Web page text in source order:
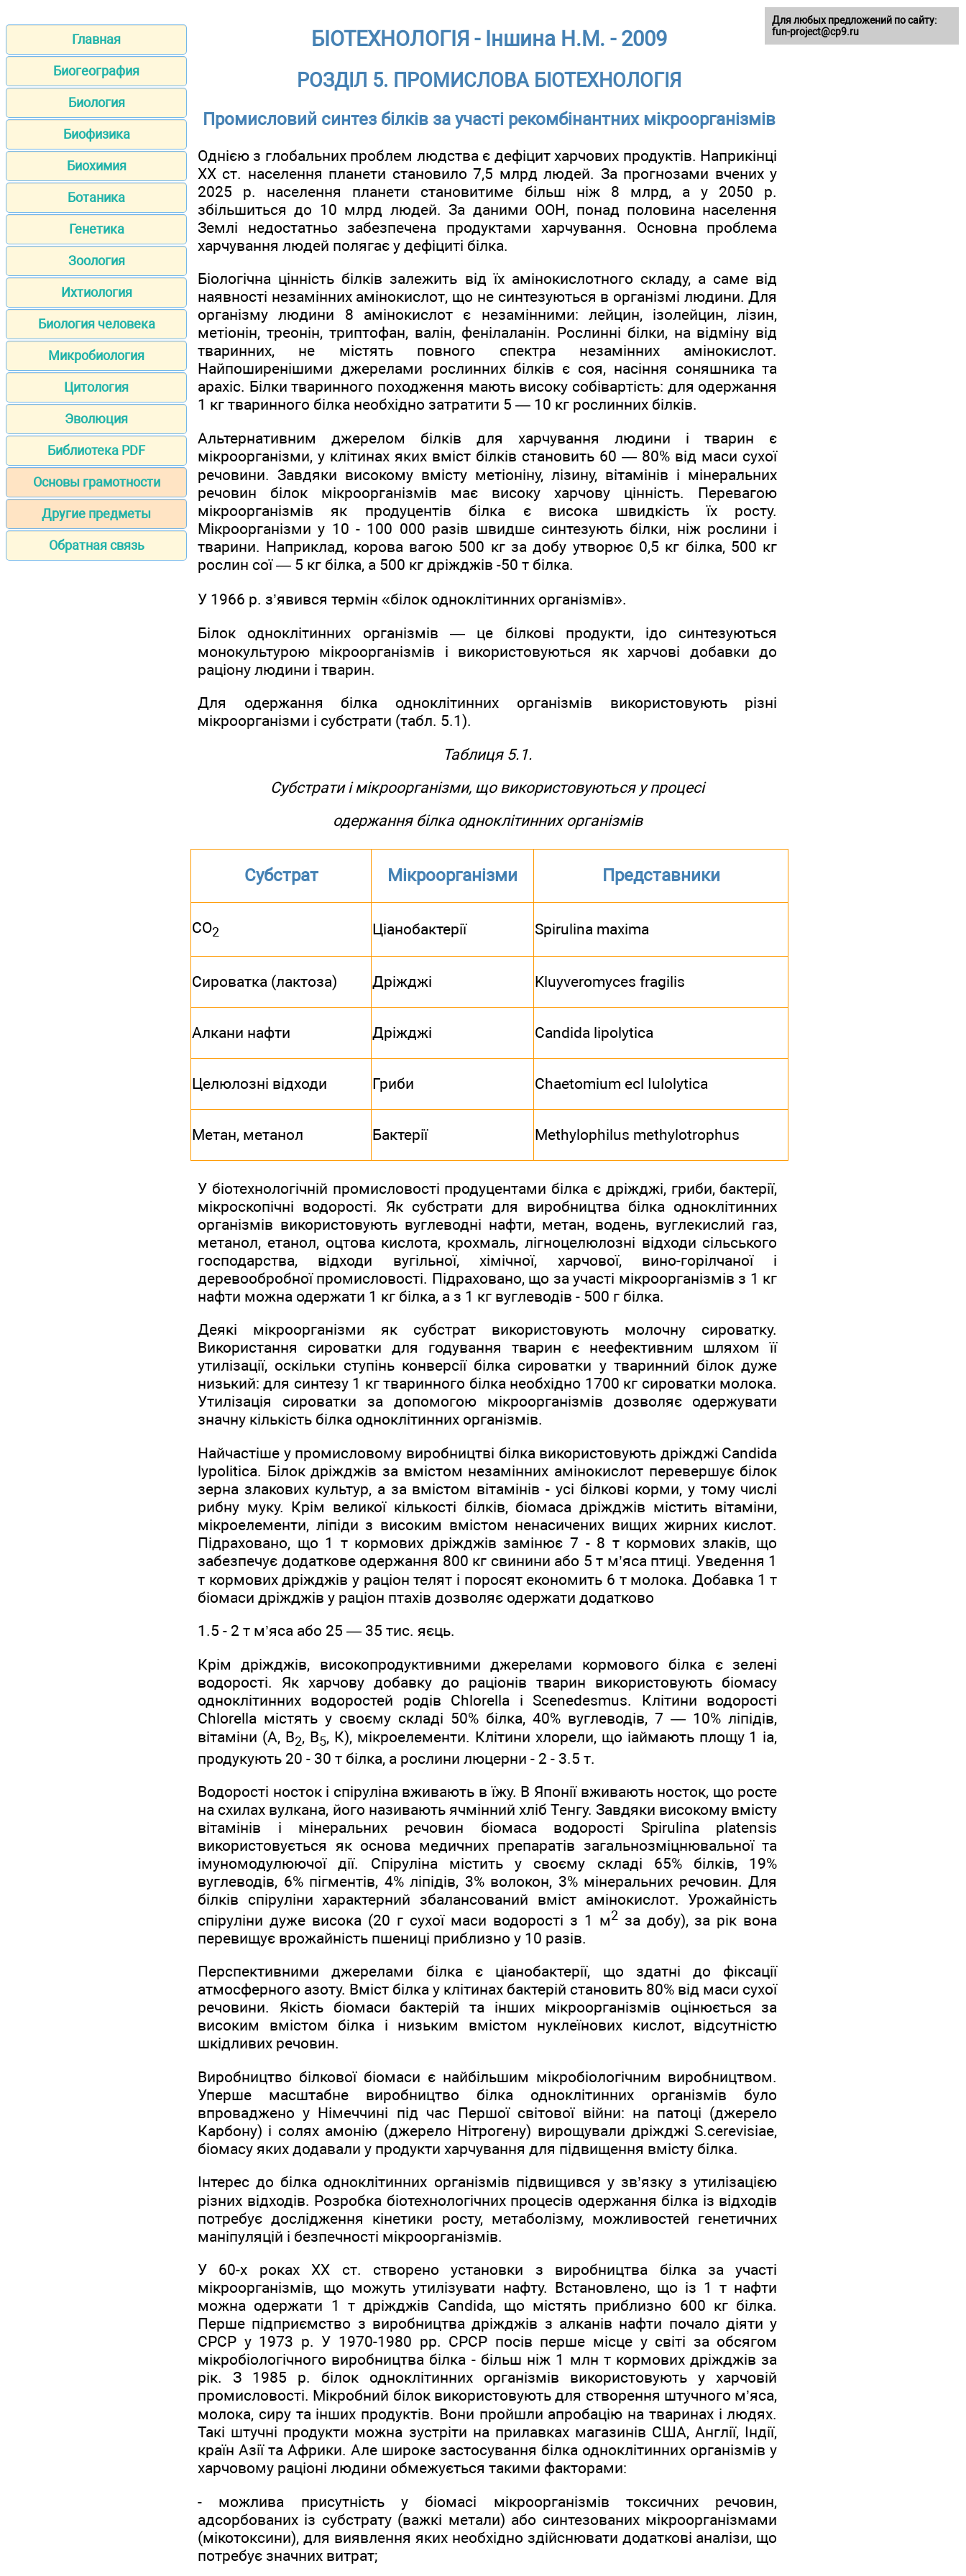
Главная
Биогеография
Биология
Биофизика
Биохимия
Ботаника
Генетика
Зоология
Ихтиология
Биология человека
Микробиология
Цитология
Эволюция
Библиотека PDF
Основы грамотности
Другие предметы
Обратная связь
БІОТЕХНОЛОГІЯ - Іншина Н.М. - 2009
РОЗДІЛ 5. ПРОМИСЛОВА БІОТЕХНОЛОГІЯ
Промисловий синтез білків за участі рекомбінантних мікроорганізмів
Однією з глобальних проблем людства є дефіцит харчових продуктів. Наприкінці
XX ст. населення планети становило 7,5 млрд людей. За прогнозами вчених у
2025 р. населення планети становитиме більш ніж 8 млрд, а у 2050 р.
збільшиться до 10 млрд людей. За даними ООН, понад половина населення
Землі недостатньо забезпечена продуктами харчування. Основна проблема
харчування людей полягає у дефіциті білка.
Біологічна цінність білків залежить від їх амінокислотного складу, а саме від
наявності незамінних амінокислот, що не синтезуються в організмі людини. Для
організму людини 8 амінокислот є незамінними: лейцин, ізолейцин, лізин,
метіонін, треонін, триптофан, валін, фенілаланін. Рослинні білки, на відміну від
тваринних, не містять повного спектра незамінних амінокислот.
Найпоширенішими джерелами рослинних білків є соя, насіння соняшника та
арахіс. Білки тваринного походження мають високу собівартість: для одержання
1 кг тваринного білка необхідно затратити 5 — 10 кг рослинних білків.
Альтернативним джерелом білків для харчування людини і тварин є
мікроорганізми, у клітинах яких вміст білків становить 60 — 80% від маси сухої
речовини. Завдяки високому вмісту метіоніну, лізину, вітамінів і мінеральних
речовин білок мікроорганізмів має високу харчову цінність. Перевагою
мікроорганізмів як продуцентів білка є висока швидкість їх росту.
Мікроорганізми у 10 - 100 000 разів швидше синтезують білки, ніж рослини і
тварини. Наприклад, корова вагою 500 кг за добу утворює 0,5 кг білка, 500 кг
рослин сої — 5 кг білка, а 500 кг дріжджів -50 т білка.
У 1966 р. з’явився термін «білок одноклітинних організмів».
Білок одноклітинних організмів — це білкові продукти, ідо синтезуються
монокультурою мікроорганізмів і використовуються як харчові добавки до
раціону людини і тварин.
Для одержання білка одноклітинних організмів використовують різні
мікроорганізми і субстрати (табл. 5.1).
Таблиця 5.1.
Субстрати і мікроорганізми, що використовуються у процесі
одержання білка одноклітинних організмів
Субстрат Мікроорганізми Представники
СО2 Ціанобактерії Spirulina maxima
Сироватка (лактоза) Дріжджі Kluyveromyces fragilis
Алкани нафти Дріжджі Candida lipolytica
Целюлозні відходи Гриби Chaetomium ecl Iulolyticа
Метан, метанол Бактерії Methylophilus methylotrophus
У біотехнологічній промисловості продуцентами білка є дріжджі, гриби, бактерії,
мікроскопічні водорості. Як субстрати для виробництва білка одноклітинних
організмів використовують вуглеводні нафти, метан, водень, вуглекислий газ,
метанол, етанол, оцтова кислота, крохмаль, лігноцелюлозні відходи сільського
господарства, відходи вугільної, хімічної, харчової, вино-горілчаної і
деревообробної промисловості. Підраховано, що за участі мікроорганізмів з 1 кг
нафти можна одержати 1 кг білка, а з 1 кг вуглеводів - 500 г білка.
Деякі мікроорганізми як субстрат використовують молочну сироватку.
Використання сироватки для годування тварин є неефективним шляхом її
утилізації, оскільки ступінь конверсії білка сироватки у тваринний білок дуже
низький: для синтезу 1 кг тваринного білка необхідно 1700 кг сироватки молока.
Утилізація сироватки за допомогою мікроорганізмів дозволяє одержувати
значну кількість білка одноклітинних організмів.
Найчастіше у промисловому виробництві білка використовують дріжджі Candida
lypolitica. Білок дріжджів за вмістом незамінних амінокислот перевершує білок
зерна злакових культур, а за вмістом вітамінів - усі білкові корми, у тому числі
рибну муку. Крім великої кількості білків, біомаса дріжджів містить вітаміни,
мікроелементи, ліпіди з високим вмістом ненасичених вищих жирних кислот.
Підраховано, що 1 т кормових дріжджів замінює 7 - 8 т кормових злаків, що
забезпечує додаткове одержання 800 кг свинини або 5 т м’яса птиці. Уведення 1
т кормових дріжджів у раціон телят і поросят економить 6 т молока. Добавка 1 т
біомаси дріжджів у раціон птахів дозволяє одержати додатково
1.5 - 2 т м’яса або 25 — 35 тис. яєць.
Крім дріжджів, високопродуктивними джерелами кормового білка є зелені
водорості. Як харчову добавку до раціонів тварин використовують біомасу
одноклітинних водоростей родів Chlorella і Scenedesmus. Клітини водорості
Chlorella містять у своєму складі 50% білка, 40% вуглеводів, 7 — 10% ліпідів,
вітаміни (А, В2, В5, К), мікроелементи. Клітини хлорели, що іаймають площу 1 іа,
продукують 20 - 30 т білка, а рослини люцерни - 2 - 3.5 т.
Водорості носток і спіруліна вживають в їжу. В Японії вживають носток, що росте
на схилах вулкана, його називають ячмінний хліб Тенгу. Завдяки високому вмісту
вітамінів і мінеральних речовин біомаса водорості Spirulina platensis
використовується як основа медичних препаратів загальнозміцнювальної та
імуномодулюючої дії. Спіруліна містить у своєму складі 65% білків, 19%
вуглеводів, 6% пігментів, 4% ліпідів, 3% волокон, 3% мінеральних речовин. Для
білків спіруліни характерний збалансований вміст амінокислот. Урожайність
спіруліни дуже висока (20 г сухої маси водорості з 1 м2за добу), за рік вона
перевищує врожайність пшениці приблизно у 10 разів.
Перспективними джерелами білка є ціанобактерії, що здатні до фіксації
атмосферного азоту. Вміст білка у клітинах бактерій становить 80% від маси сухої
речовини. Якість біомаси бактерій та інших мікроорганізмів оцінюється за
високим вмістом білка і низьким вмістом нуклеїнових кислот, відсутністю
шкідливих речовин.
Виробництво білкової біомаси є найбільшим мікробіологічним виробництвом.
Уперше масштабне виробництво білка одноклітинних організмів було
впроваджено у Німеччині під час Першої світової війни: на патоці (джерело
Карбону) і солях амонію (джерело Нітрогену) вирощували дріжджі S.cerevisiae,
біомасу яких додавали у продукти харчування для підвищення вмісту білка.
Інтерес до білка одноклітинних організмів підвищився у зв’язку з утилізацією
різних відходів. Розробка біотехнологічних процесів одержання білка із відходів
потребує дослідження кінетики росту, метаболізму, можливостей генетичних
маніпуляцій і безпечності мікроорганізмів.
У 60-х роках XX ст. створено установки з виробництва білка за участі
мікроорганізмів, що можуть утилізувати нафту. Встановлено, що із 1 т нафти
можна одержати 1 т дріжджів Candida, що містять приблизно 600 кг білка.
Перше підприємство з виробництва дріжджів з алканів нафти почало діяти у
СРСР у 1973 р. У 1970-1980 рр. СРСР посів перше місце у світі за обсягом
мікробіологічного виробництва білка - більш ніж 1 млн т кормових дріжджів за
рік. З 1985 р. білок одноклітинних організмів використовують у харчовій
промисловості. Мікробний білок використовують для створення штучного м’яса,
молока, сиру та інших продуктів. Вони пройшли апробацію на тваринах і людях.
Такі штучні продукти можна зустріти на прилавках магазинів США, Англії, Індії,
країн Азії та Африки. Але широке застосування білка одноклітинних організмів у
харчовому раціоні людини обмежується такими факторами:
- можлива присутність у біомасі мікроорганізмів токсичних речовин,
адсорбованих із субстрату (важкі метали) або синтезованих мікроорганізмами
(мікотоксини), для виявлення яких необхідно здійснювати додаткові аналізи, що
потребує значних витрат;
Для любых предложений по сайту:
fun-project@cp9.ru